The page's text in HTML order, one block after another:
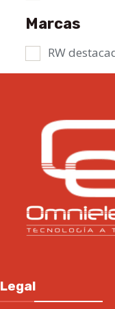
Marcas
RW
Legal